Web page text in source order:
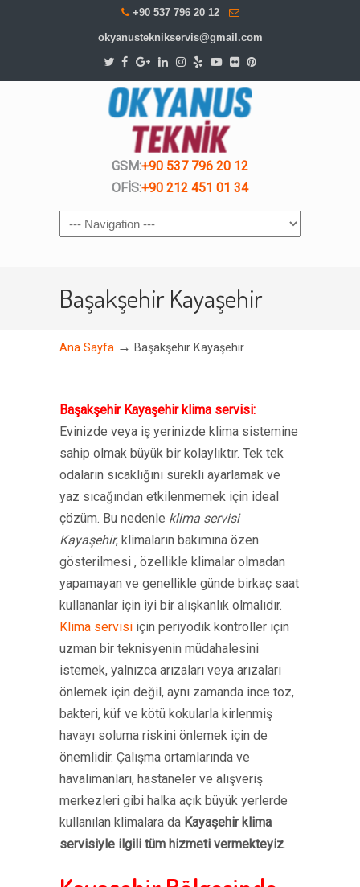
+90 537 796 20 12
okyanusteknikservis@gmail.com
GSM:+90 537 796 20 12
OFİS:+90 212 451 01 34
Navigation
Başakşehir Kayaşehir
Ana Sayfa → Başakşehir Kayaşehir
Başakşehir Kayaşehir klima servisi:
Evinizde veya iş yerinizde klima sistemine
sahip olmak büyük bir kolaylıktır. Tek tek
odaların sıcaklığını sürekli ayarlamak ve
yaz sıcağından etkilenmemek için ideal
çözüm. Bu nedenle klima servisi
Kayaşehir, klimaların bakımına özen
gösterilmesi , özellikle klimalar olmadan
yapamayan ve genellikle günde birkaç saat
kullananlar için iyi bir alışkanlık olmalıdır.
Klima servisi için periyodik kontroller için
uzman bir teknisyenin müdahalesini
istemek, yalnızca arızaları veya arızaları
önlemek için değil, aynı zamanda ince toz,
bakteri, küf ve kötü kokularla kirlenmiş
havayı soluma riskini önlemek için de
önemlidir. Çalışma ortamlarında ve
havalimanları, hastaneler ve alışveriş
merkezleri gibi halka açık büyük yerlerde
kullanılan klimalara da Kayaşehir klima
servisiyle ilgili tüm hizmeti vermekteyiz.